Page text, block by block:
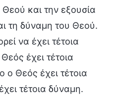
Θεού και την εξουσία
τη δύναμη του Θεού.
να έχει τέτοια
έχει τέτοια
ο Θεός έχει τέτοια
τέτοια δύναμη.